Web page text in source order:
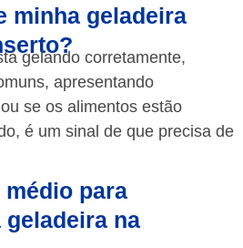
minha geladeira
gelando corretamente,
apresentando
se os alimentos estão
é um sinal de que precisa de
para
na